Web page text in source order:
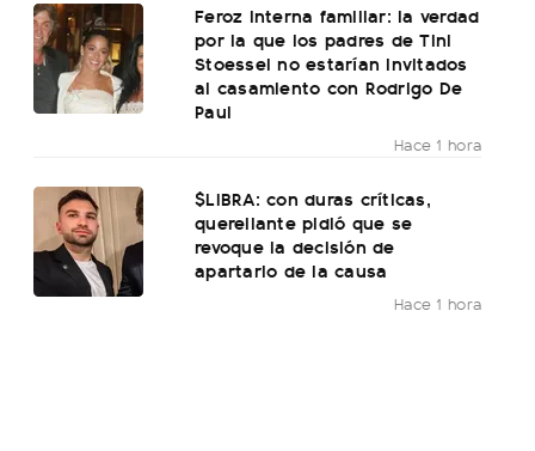
Feroz interna familiar: la verdad
por la que los padres de Tini
Stoessel no estarían invitados
al casamiento con Rodrigo De
Paul
Hace 1 hora
$LIBRA: con duras críticas,
querellante pidió que se
revoque la decisión de
apartarlo de la causa
Hace 1 hora